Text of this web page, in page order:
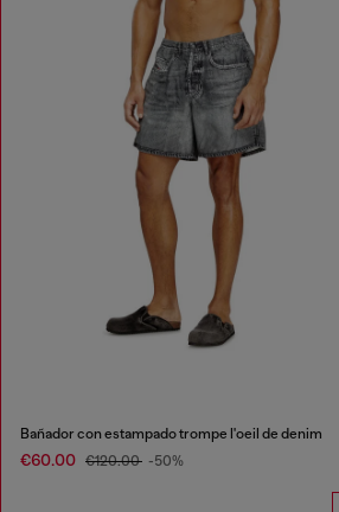
Bañador con estampado trompe l'oeil de denim
€60.00 €120.00 -50%